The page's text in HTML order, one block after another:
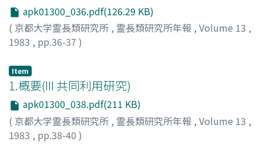
apk01300_036.pdf(126.29 KB)
( 京都大学霊長類研究所 , 霊長類研究所年報 , Volume 13 ,
1983 , pp.36-37 )
Item
1.概要(III 共同利用研究)
apk01300_038.pdf(211 KB)
( 京都大学霊長類研究所 , 霊長類研究所年報 , Volume 13 ,
1983 , pp.38-40 )